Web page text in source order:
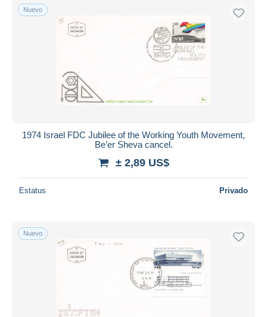
Nuevo
1974 Israel FDC Jubilee of the Working Youth Movement,
Be’er Sheva cancel.
± 2,89 US$
Estatus Privado
Nuevo